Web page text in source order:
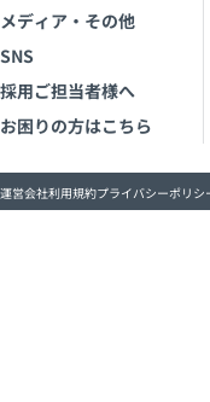
メディア・その他
SNS
採用ご担当者様へ
お困りの方はこちら
運営会社利用規約プライバシーポリシ